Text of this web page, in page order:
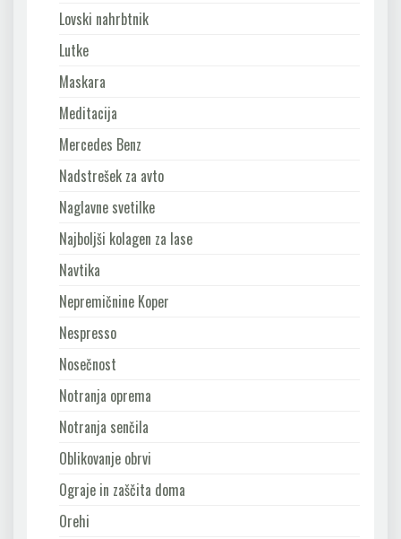
Lovski nahrbtnik
Lutke
Maskara
Meditacija
Mercedes Benz
Nadstrešek za avto
Naglavne svetilke
Najboljši kolagen za lase
Navtika
Nepremičnine Koper
Nespresso
Nosečnost
Notranja oprema
Notranja senčila
Oblikovanje obrvi
Ograje in zaščita doma
Orehi